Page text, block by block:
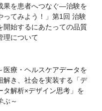
果を患者へつなぐ―治験を
ってみよう！」第1回 治験
開始するにあたっての品質
理について
医療・ヘルスケアデータを
解き、社会を実装する「デ
タ解析×デザイン思考」を
ぶ～